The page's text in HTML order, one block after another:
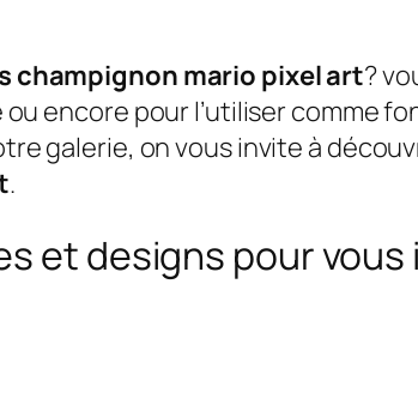
champignon mario pixel art?
encore pour l’utiliser comme
galerie, on vous invite à
.
et designs pour